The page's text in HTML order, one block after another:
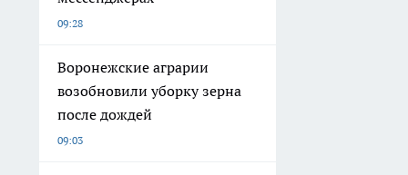
09:28
Воронежские аграрии
возобновили уборку зерна
после дождей
09:03